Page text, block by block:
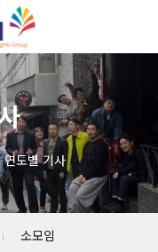
연도별 기사
소모임